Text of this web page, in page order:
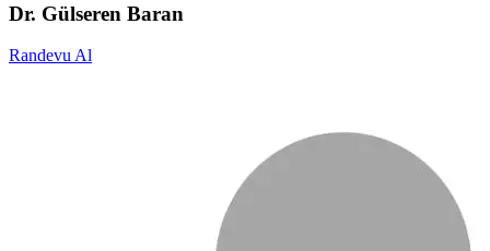
Dr. Gülseren Baran
Randevu Al